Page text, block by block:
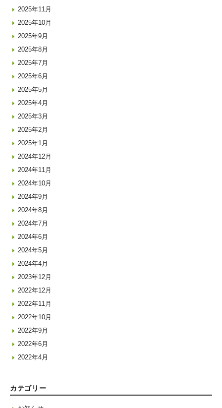
2025年11月
2025年10月
2025年9月
2025年8月
2025年7月
2025年6月
2025年5月
2025年4月
2025年3月
2025年2月
2025年1月
2024年12月
2024年11月
2024年10月
2024年9月
2024年8月
2024年7月
2024年6月
2024年5月
2024年4月
2023年12月
2022年12月
2022年11月
2022年10月
2022年9月
2022年6月
2022年4月
カテゴリー